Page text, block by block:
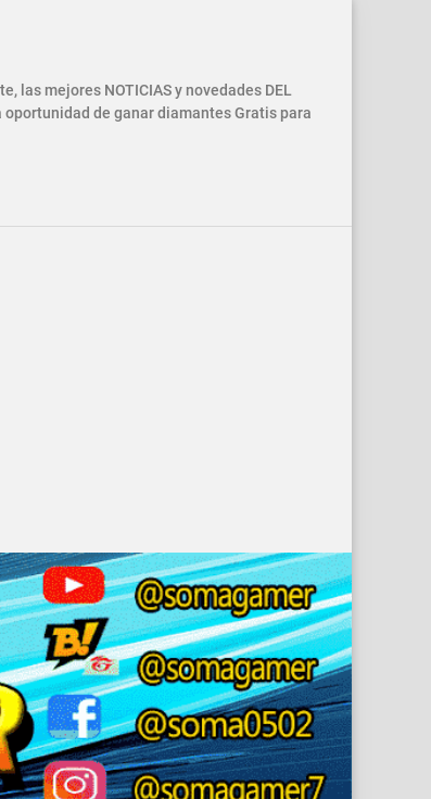
las mejores NOTICIAS y novedades DEL
oportunidad de ganar diamantes Gratis para